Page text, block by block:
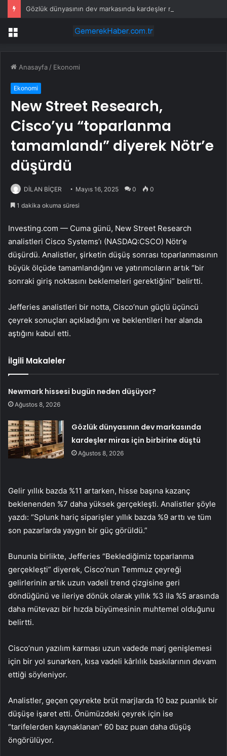
Menü
Anasayfa / Ekonomi
Ekonomi
New Street Research,
Cisco’yu “toparlanma
tamamlandı” diyerek Nötr’e
düşürdü
DİLAN BİÇER Mayıs 16, 2025 0 0
1 dakika okuma süresi
Investing.com — Cuma günü, New Street Research
analistleri Cisco Systems’ı (NASDAQ:CSCO) Nötr’e
düşürdü. Analistler, şirketin düşüş sonrası toparlanmasının
büyük ölçüde tamamlandığını ve yatırımcıların artık “bir
sonraki giriş noktasını beklemeleri gerektiğini” belirtti.
Jefferies analistleri bir notta, Cisco’nun güçlü üçüncü
çeyrek sonuçları açıkladığını ve beklentileri her alanda
aştığını kabul etti.
İlgili Makaleler
Newmark hissesi bugün neden düşüyor?
Ağustos 8, 2026
Gözlük dünyasının dev markasında
kardeşler miras için birbirine düştü
Ağustos 8, 2026
Gelir yıllık bazda %11 artarken, hisse başına kazanç
beklenenden %7 daha yüksek gerçekleşti. Analistler şöyle
yazdı: “Splunk hariç siparişler yıllık bazda %9 arttı ve tüm
son pazarlarda yaygın bir güç görüldü.”
Bununla birlikte, Jefferies “Beklediğimiz toparlanma
gerçekleşti” diyerek, Cisco’nun Temmuz çeyreği
gelirlerinin artık uzun vadeli trend çizgisine geri
döndüğünü ve ileriye dönük olarak yıllık %3 ila %5 arasında
daha mütevazı bir hızda büyümesinin muhtemel olduğunu
belirtti.
Cisco’nun yazılım karması uzun vadede marj genişlemesi
için bir yol sunarken, kısa vadeli kârlılık baskılarının devam
ettiği söyleniyor.
Analistler, geçen çeyrekte brüt marjlarda 10 baz puanlık bir
düşüşe işaret etti. Önümüzdeki çeyrek için ise
“tarifelerden kaynaklanan” 60 baz puan daha düşüş
öngörülüyor.